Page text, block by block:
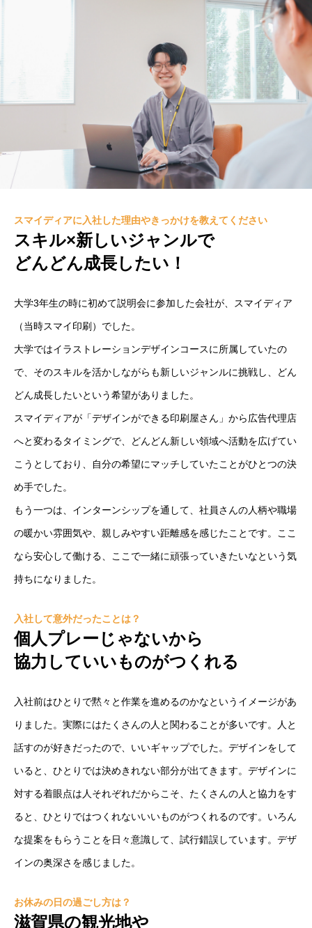
スマイディアに入社した理由やきっかけを教えてください
スキル×新しいジャンルで
どんどん成長したい！
大学3年生の時に初めて説明会に参加した会社が、スマイディア
（当時スマイ印刷）でした。
大学ではイラストレーションデザインコースに所属していたの
で、そのスキルを活かしながらも新しいジャンルに挑戦し、どん
どん成長したいという希望がありました。
スマイディアが「デザインができる印刷屋さん」から広告代理店
へと変わるタイミングで、どんどん新しい領域へ活動を広げてい
こうとしており、自分の希望にマッチしていたことがひとつの決
め手でした。
もう一つは、インターンシップを通して、社員さんの人柄や職場
の暖かい雰囲気や、親しみやすい距離感を感じたことです。ここ
なら安心して働ける、ここで一緒に頑張っていきたいなという気
持ちになりました。
入社して意外だったことは？
個人プレーじゃないから
協力していいものがつくれる
入社前はひとりで黙々と作業を進めるのかなというイメージがあ
りました。実際にはたくさんの人と関わることが多いです。人と
話すのが好きだったので、いいギャップでした。デザインをして
いると、ひとりでは決めきれない部分が出てきます。デザインに
対する着眼点は人それぞれだからこそ、たくさんの人と協力をす
ると、ひとりではつくれないいいものがつくれるのです。いろん
な提案をもらうことを日々意識して、試行錯誤しています。デザ
インの奥深さを感じました。
お休みの日の過ごし方は？
滋賀県の観光地や